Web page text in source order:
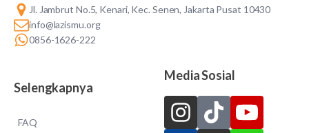
Jl. Jambrut No.5, Kenari, Kec. Senen, Jakarta Pusat 10430
info@lazismu.org
0856-1626-222
Selengkapnya
FAQ
Media Sosial